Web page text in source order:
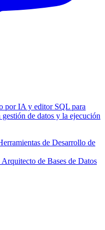
por IA y editor SQL para
de datos y la ejecución
de Desarrollo de
de Bases de Datos